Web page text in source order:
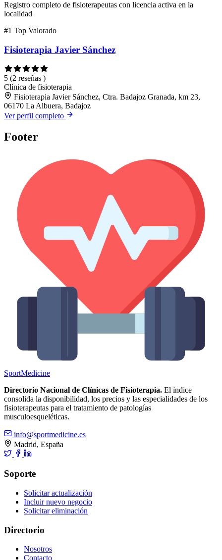
Registro completo de fisioterapeutas con licencia activa en la
localidad
#1 Top Valorado
Fisioterapia Javier Sánchez
5 (2 reseñas )
Clínica de fisioterapia
Fisioterapia Javier Sánchez, Ctra. Badajoz Granada, km 23,
06170 La Albuera, Badajoz
Ver perfil completo
Footer
SportMedicine
Directorio Nacional de Clínicas de Fisioterapia. El índice
consolida la disponibilidad, los precios y las especialidades de los
fisioterapeutas para el tratamiento de patologías
musculoesqueléticas.
info@sportmedicine.es
Madrid, España
Soporte
Solicitar actualización
Incluir nuevo negocio
Solicitar eliminación
Directorio
Nosotros
Contacto